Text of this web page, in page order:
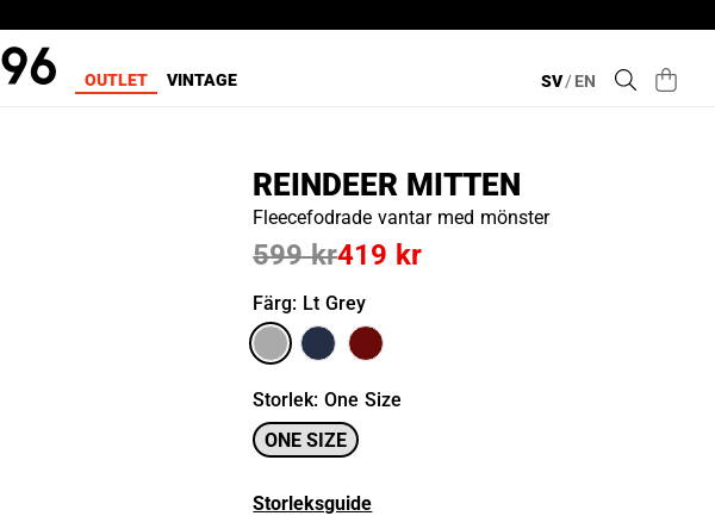
OUTLET VINTAGE SV/EN
REINDEER MITTEN
Fleecefodrade vantar med mönster
419 kr
599 kr
Färg: Lt Grey
Storlek:One Size
ONE SIZE
Storleksguide